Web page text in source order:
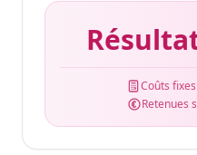
Coûts
Retenues